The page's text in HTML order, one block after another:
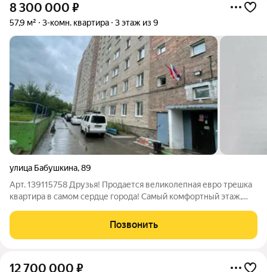
8 300 000 ₽
57,9 м² 3-комн. квартира 3 этаж из 9
улица Бабушкина,89
Арт. 139115758 Друзья! Продается великолепная евро трешка
квартира в самом сердце города! Самый комфортный этаж,
доступности находятся все необходимые инфраструктурные
объекты: супермаркеты,
Позвонить
12 700 000 ₽